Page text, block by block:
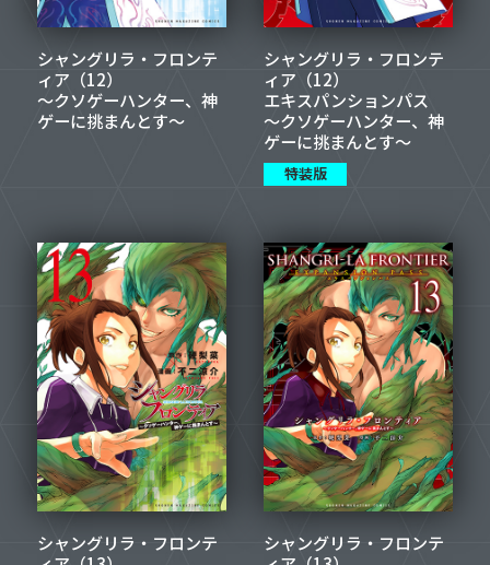
シャングリラ・フロンテ
ィア（12）
～クソゲーハンター、神
ゲーに挑まんとす～
シャングリラ・フロンテ
ィア（12）
エキスパンションパス
～クソゲーハンター、神
ゲーに挑まんとす～
特装版
シャングリラ・フロンテ
シャングリラ・フロンテ